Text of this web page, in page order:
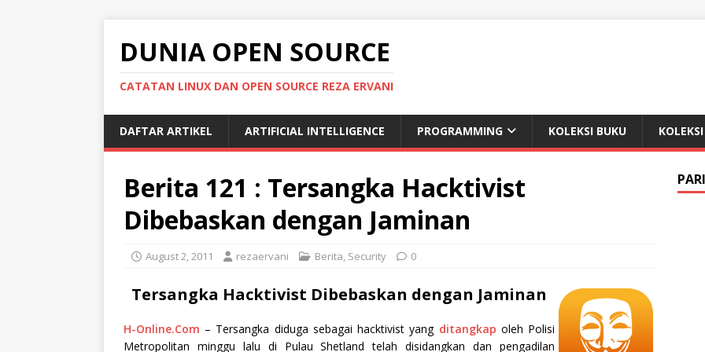
DUNIA OPEN SOURCE
CATATAN LINUX DAN OPEN SOURCE REZA ERVANI
DAFTAR ARTIKEL ARTIFICIAL INTELLIGENCE PROGRAMMING KOLEKSI BUKU
Berita 121 : Tersangka Hacktivist
Dibebaskan dengan Jaminan
August 2, 2011 rezaervani Berita, Security 0
Tersangka Hacktivist Dibebaskan dengan Jaminan
H-Online.Com – Tersangka diduga sebagai hacktivist yang ditangkap oleh Polisi
Metropolitan minggu lalu di Pulau Shetland telah disidangkan dan pengadilan